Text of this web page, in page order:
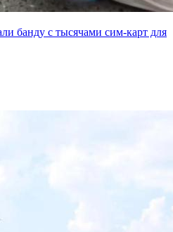
банду с тысячами сим-карт для